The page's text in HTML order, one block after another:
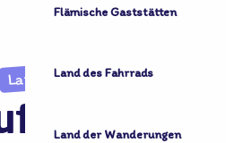
Flämische Gaststätten
Land des Fahrrads
Land der Wanderungen
Land